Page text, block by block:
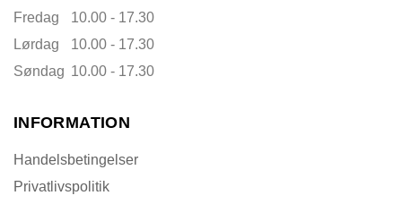
Fredag
10.00 - 17.30
Lørdag
10.00 - 17.30
Søndag 10.00 - 17.30
INFORMATION
Handelsbetingelser
Privatlivspolitik